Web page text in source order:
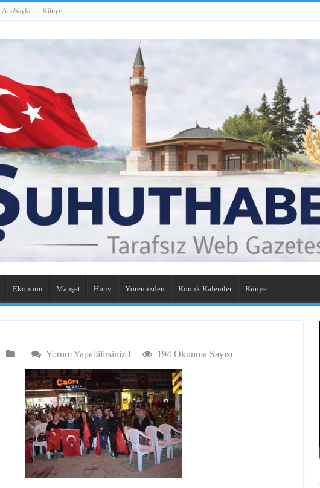
AnaSayfa Künye
Ekonomi Manşet Hiciv Yöremizden Konuk Kalemler Künye
Yorum Yapabilirsiniz ! 194 Okunma Sayısı